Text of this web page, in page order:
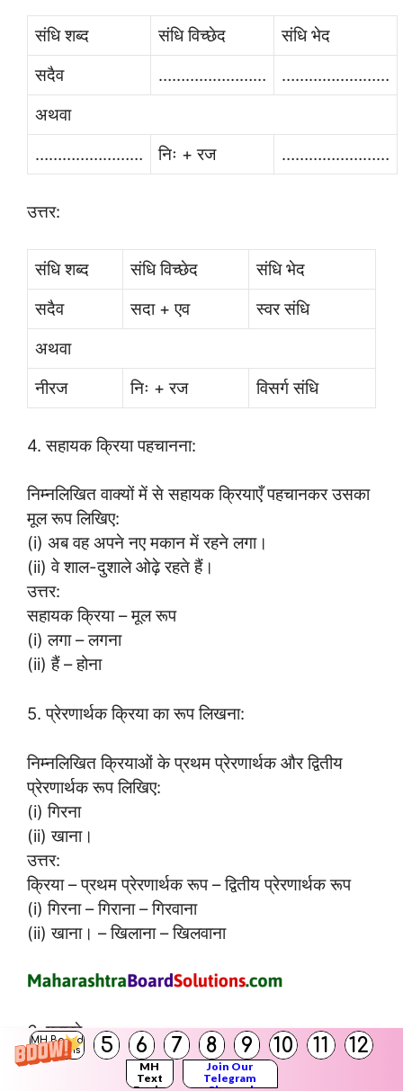
MH Board
Solutions
5 6 7 8 9 10 11 12
MH
Text
Join Our
Telegram
संधि शब्द संधि विच्छेद
संधि भेद
सदैव
……………………
……………………
अथवा
……………………
निः + रज ……………………
उत्तर:
संधि शब्द संधि विच्छेद
संधि भेद
सदैव
सदा + एव
स्वर संधि
अथवा
नीरज
निः + रज विसर्ग संधि
4. सहायक क्रिया पहचानना:
निम्नलिखित वाक्यों में से सहायक क्रियाएँ पहचानकर उसका
मूल रूप लिखिए:
(i) अब वह अपने नए मकान में रहने लगा।
(ii) वे शाल-दुशाले ओढ़े रहते हैं।
उत्तर:
सहायक क्रिया – मूल रूप
(i) लगा – लगना
(ii) हैं – होना
5. प्रेरणार्थक क्रिया का रूप लिखना:
निम्नलिखित क्रियाओं के प्रथम प्रेरणार्थक और द्वितीय
प्रेरणार्थक रूप लिखिए:
(i) गिरना
(ii) खाना।
उत्तर:
क्रिया – प्रथम प्रेरणार्थक रूप – द्वितीय प्रेरणार्थक रूप
(i) गिरना – गिराना – गिरवाना
(ii) खाना। – खिलाना – खिलवाना
6. मुहावरे: